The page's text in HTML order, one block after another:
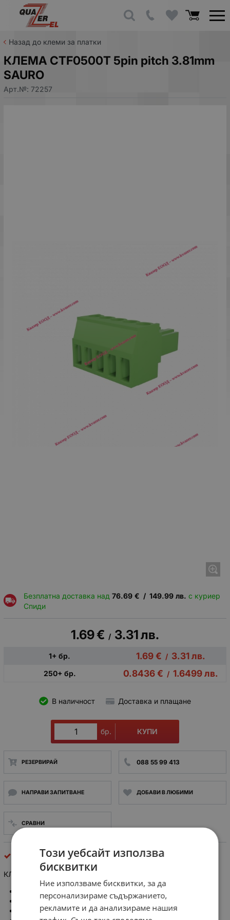
Назад до клеми за платки
КЛЕМА CTF0500T 5pin pitch 3.81mm
SAURO
Арт.№: 72257
Безплатна доставка над 76.69 € / 149.99 лв. с куриер
Спиди
1.69€ / 3.31лв.
1+ бр. 1.69 € / 3.31 лв.
250+ бр. 0.8436 € / 1.6499 лв.
В наличност Доставка и плащане
бр. КУПИ
РЕЗЕРВИРАЙ 088 55 99 413
НАПРАВИ ЗАПИТВАНЕ ДОБАВИ В ЛЮБИМИ
СРАВНИ
клеми за платки
КЛЕМА CTF0500T 5pin pitch 3.81mm SAURO
Number of levels: 1
Sides configuration: Side stackable
Този уебсайт използва
бисквитки
Ние използваме бисквитки, за да
персонализираме съдържанието,
рекламите и да анализираме нашия